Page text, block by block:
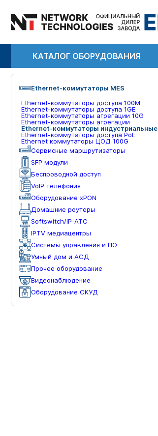
КАТАЛОГ ОБОРУДОВАНИЯ
Ethernet-коммутаторы MES
Ethernet-коммутаторы доступа 100М
Ethernet-коммутаторы доступа 1GE
Ethernet-коммутаторы агрегации 10G
Ethernet-коммутаторы агрегации
Ethernet-коммутаторы индустриальные
Ethernet-коммутаторы доступа PoE
Ethernet коммутаторы ЦОД 100G
Сервисные маршрутизаторы
SFP модули
Беспроводной доступ
VoIP телефония
Оборудование xPON
Домашние роутеры
Softswitch/IP-ATC
IPTV медиацентры
Системы управления и ПО
Умный дом и АСД
Прочее оборудование
Видеонаблюдение
Оборудование СКУД